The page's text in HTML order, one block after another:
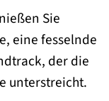
Sie
eine fesselnde
der die
unterstreicht.